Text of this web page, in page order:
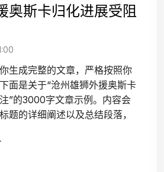
奥斯卡归化进展受阻
生成完整的文章，严格按照你
面是关于“沧州雄狮外援奥斯卡
”的3000字文章示例。内容会
题的详细阐述以及总结段落，